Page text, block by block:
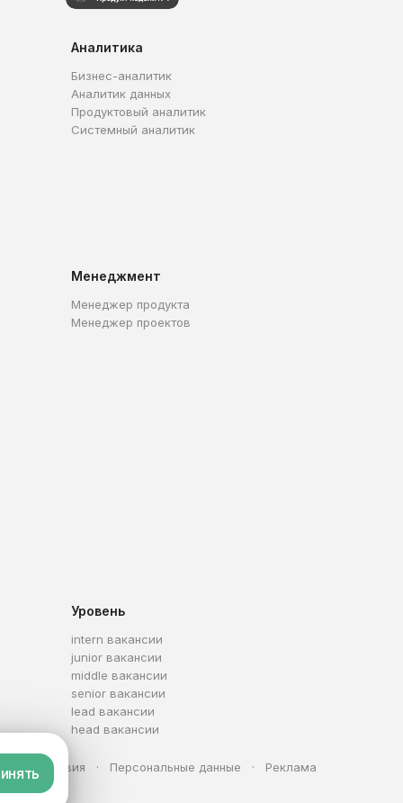
Аналитика
Бизнес-аналитик
Аналитик данных
Продуктовый аналитик
Системный аналитик
Менеджмент
Менеджер продукта
Менеджер проектов
Уровень
intern вакансии
junior вакансии
middle вакансии
senior вакансии
lead вакансии
head вакансии
Условия Персональные данные Реклама